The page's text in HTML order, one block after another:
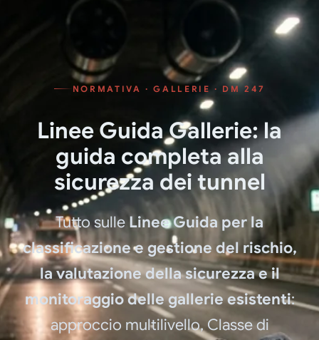
NORMATIVA · GALLERIE · DM 247
Linee Guida Gallerie: la
guida completa alla
sicurezza dei tunnel
Tutto sulleLinee Guida per la
classificazione e gestione del rischio,
la valutazione della sicurezza e il
monitoraggio delle gallerie esistenti:
approccio multilivello, Classe di